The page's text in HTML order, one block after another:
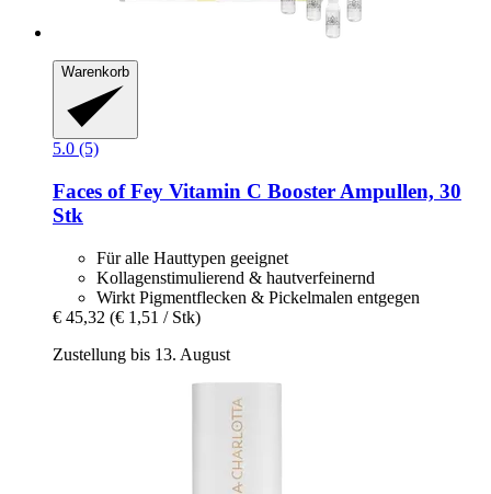
Warenkorb
5.0 (5)
Faces of Fey Vitamin C Booster Ampullen, 30
Stk
Für alle Hauttypen geeignet
Kollagenstimulierend & hautverfeinernd
Wirkt Pigmentflecken & Pickelmalen entgegen
€ 45,32 (€ 1,51 / Stk)
Zustellung bis 13. August